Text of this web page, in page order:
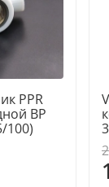
PPR
ВР
100)